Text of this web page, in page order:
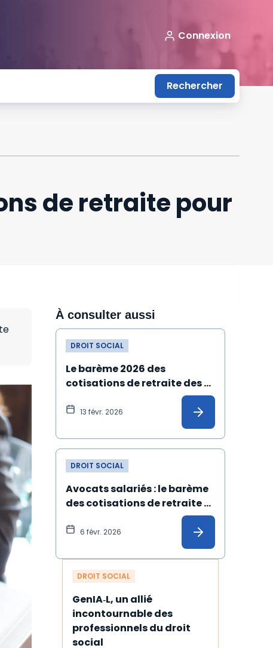
Connexion
Rechercher
de retraite pour
À consulter aussi
DROIT SOCIAL
Le barème 2026 des
cotisations de retraite des
avocats non salariés est
diffusé
13 févr. 2026
DROIT SOCIAL
Avocats salariés : le barème
des cotisations de retraite
6 févr. 2026
DROIT SOCIAL
GenIA‑L, un allié
incontournable des
professionnels du droit
social